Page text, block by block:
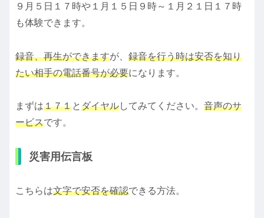
９月５日１７時や１月１５日９時～１月２１日１７時
も体験できます。
録音、再生ができますが、 録音を行う時は安否を知り
たい相手の電話番号が必要になります。
まずは１７１とダイヤルしてみてください。 音声のサ
ービスです。
災害用伝言板
こちらは文字で安否を確認できる方法。